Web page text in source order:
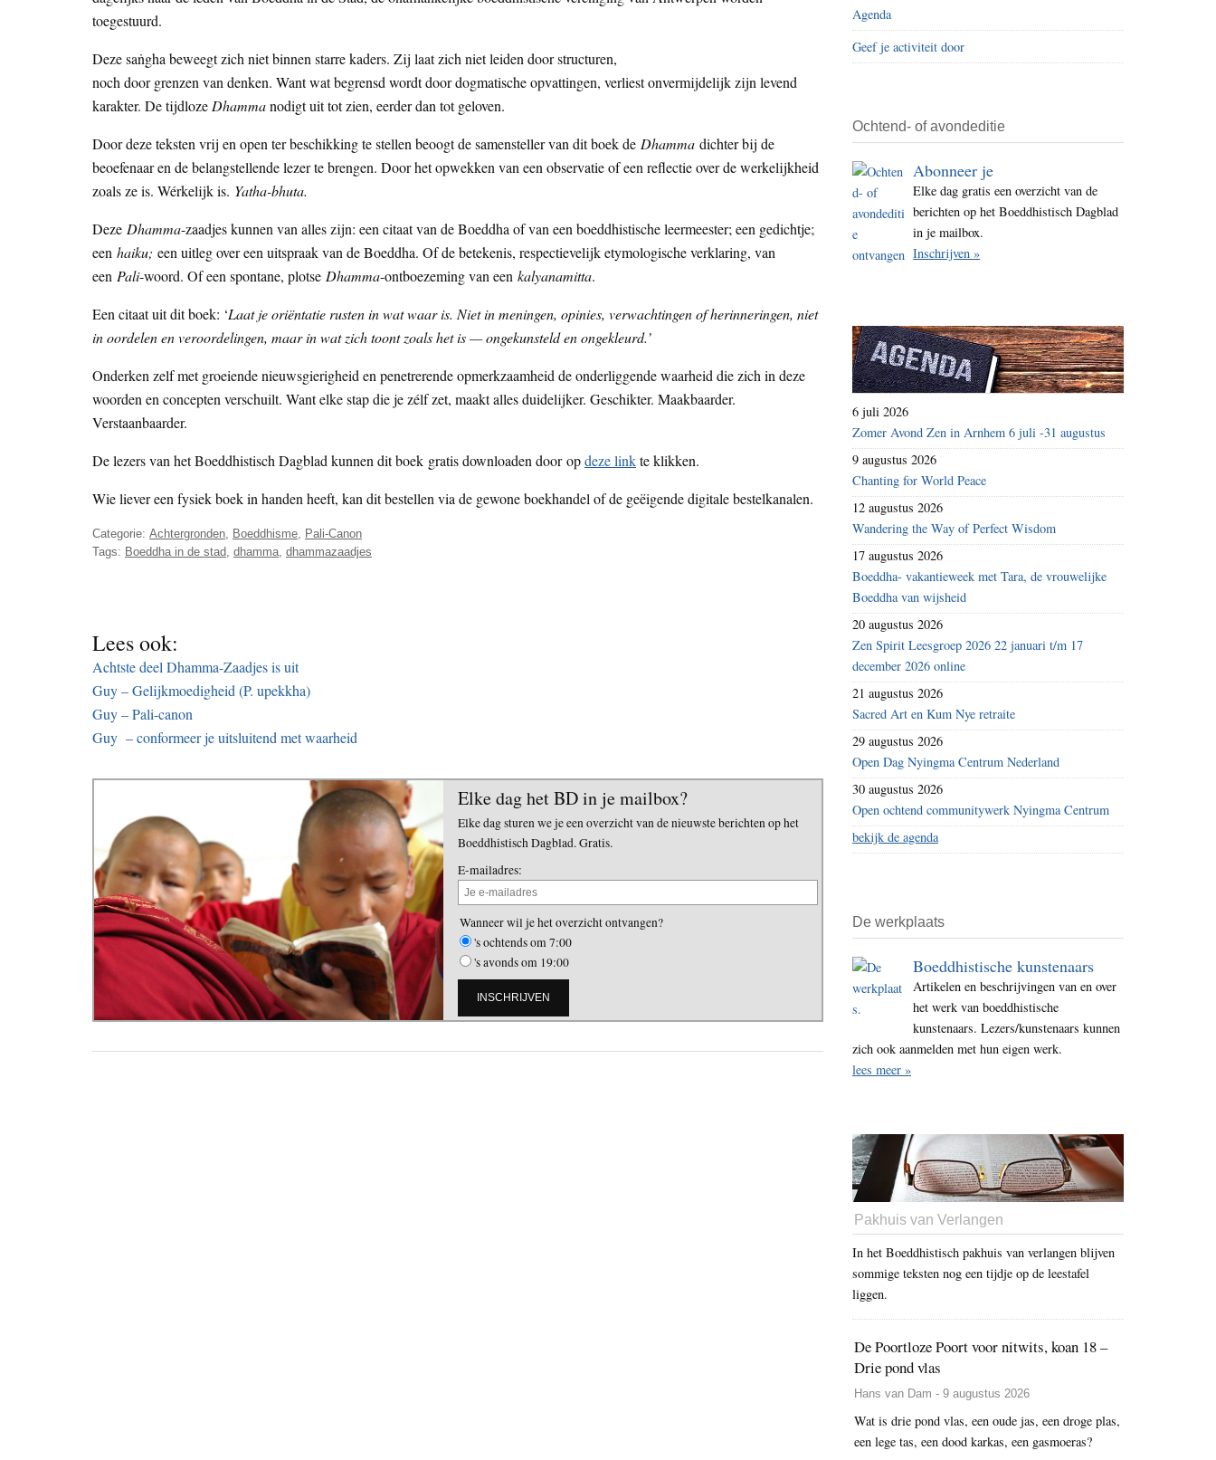
i
t
e
toegestuurd.
Deze saṅgha beweegt zich niet binnen starre kaders. Zij laat zich niet leiden door structuren,
noch door grenzen van denken. Want wat begrensd wordt door dogmatische opvattingen, verliest onvermijdelijk zijn levend
karakter. De tijdloze Dhammanodigt uit tot zien, eerder dan tot geloven.
Door deze teksten vrij en open ter beschikking te stellen beoogt de samensteller van dit boek de Dhamma dichter bij de
beoefenaar en de belangstellende lezer te brengen. Door het opwekken van een observatie of een reflectie over de werkelijkheid
zoals ze is. Wérkelijk is. Yatha-bhuta.
Deze Dhamma-zaadjes kunnen van alles zijn: een citaat van de Boeddha of van een boeddhistische leermeester; een gedichtje;
een haiku; een uitleg over een uitspraak van de Boeddha. Of de betekenis, respectievelijk etymologische verklaring, van
een Pali-woord. Of een spontane, plotse Dhamma-ontboezeming van een kalyanamitta.
Een citaat uit dit boek: ‘Laat je oriëntatie rusten in wat waar is. Niet in meningen, opinies, verwachtingen of herinneringen, niet
in oordelen en veroordelingen, maar in wat zich toont zoals het is — ongekunsteld en ongekleurd.’
Onderken zelf met groeiende nieuwsgierigheid en penetrerende opmerkzaamheid de onderliggende waarheid die zich in deze
woorden en concepten verschuilt. Want elke stap die je zélf zet, maakt alles duidelijker. Geschikter. Maakbaarder.
Verstaanbaarder.
De lezers van het Boeddhistisch Dagblad kunnen dit boek gratis downloaden door opdeze linkte klikken.
Wie liever een fysiek boek in handen heeft, kan dit bestellen via de gewone boekhandel of de geëigende digitale bestelkanalen.
Categorie: Achtergronden, Boeddhisme, Pali-Canon
Tags: Boeddha in de stad, dhamma, dhammazaadjes
Lees ook:
Achtste deel Dhamma-Zaadjes is uit
Guy – Gelijkmoedigheid (P. upekkha)
Guy – Pali-canon
Guy – conformeer je uitsluitend met waarheid
Elke dag het BD in je mailbox?
Elke dag sturen we je een overzicht van de nieuwste berichten op het
Boeddhistisch Dagblad. Gratis.
E-mailadres:
Wanneer wil je het overzicht ontvangen?
's ochtends om 7:00
's avonds om 19:00
Agenda
Geef je activiteit door
Ochtend- of avondeditie
Abonneer je
Elke dag gratis een overzicht van de
berichten op het Boeddhistisch Dagblad
in je mailbox.
Inschrijven »
6 juli 2026
Zomer Avond Zen in Arnhem 6 juli -31 augustus
9 augustus 2026
Chanting for World Peace
12 augustus 2026
Wandering the Way of Perfect Wisdom
17 augustus 2026
Boeddha- vakantieweek met Tara, de vrouwelijke
Boeddha van wijsheid
20 augustus 2026
Zen Spirit Leesgroep 2026 22 januari t/m 17
december 2026 online
21 augustus 2026
Sacred Art en Kum Nye retraite
29 augustus 2026
Open Dag Nyingma Centrum Nederland
30 augustus 2026
Open ochtend communitywerk Nyingma Centrum
bekijk de agenda
De werkplaats
Boeddhistische kunstenaars
Artikelen en beschrijvingen van en over
het werk van boeddhistische
kunstenaars. Lezers/kunstenaars kunnen
zich ook aanmelden met hun eigen werk.
lees meer »
Pakhuis van Verlangen
In het Boeddhistisch pakhuis van verlangen blijven
sommige teksten nog een tijdje op de leestafel
liggen.
De Poortloze Poort voor nitwits, koan 18 –
Drie pond vlas
Hans van Dam - 9 augustus 2026
Wat is drie pond vlas, een oude jas, een droge plas,
een lege tas, een dood karkas, een gasmoeras?